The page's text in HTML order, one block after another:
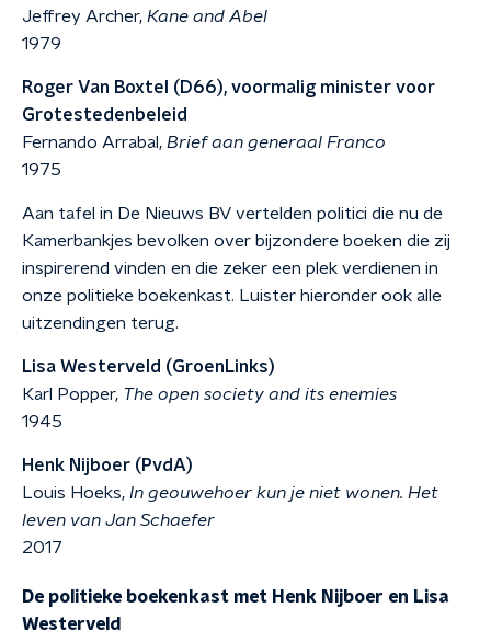
Jeffrey Archer, Kane and Abel
1979
Roger Van Boxtel (D66), voormalig minister voor
Grotestedenbeleid
Fernando Arrabal, Brief aan generaal Franco
1975
Aan tafel in De Nieuws BV vertelden politici die nu de
Kamerbankjes bevolken over bijzondere boeken die zij
inspirerend vinden en die zeker een plek verdienen in
onze politieke boekenkast. Luister hieronder ook alle
uitzendingen terug.
Lisa Westerveld (GroenLinks)
Karl Popper, The open society and its enemies
1945
Henk Nijboer (PvdA)
Louis Hoeks, In geouwehoer kun je niet wonen. Het
leven van Jan Schaefer
2017
De politieke boekenkast met Henk Nijboer en Lisa
Westerveld